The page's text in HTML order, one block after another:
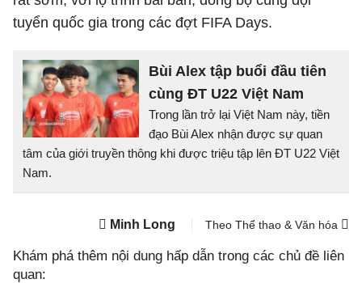
tuyển quốc gia trong các đợt FIFA Days.
Bùi Alex tập buổi đầu tiên
cùng ĐT U22 Việt Nam
Trong lần trở lại Việt Nam này, tiền
đạo Bùi Alex nhận được sự quan
tâm của giới truyền thông khi được triệu tập lên ĐT U22 Việt
Nam.
Minh Long Theo Thể thao & Văn hóa
Khám phá thêm nội dung hấp dẫn trong các chủ đề liên
quan: